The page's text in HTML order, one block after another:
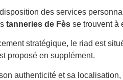
des services
tanneries de Fès se trouvent à
stratégique, le riad est
proposé en supplément.
authenticité et sa localisation,